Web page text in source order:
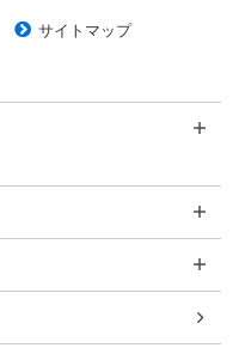
サイトマップ